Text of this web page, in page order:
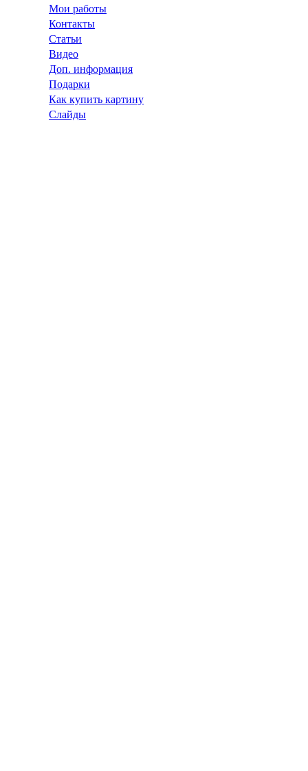
Мои работы
Контакты
Статьи
Видео
Доп. информация
Подарки
Как купить картину
Слайды